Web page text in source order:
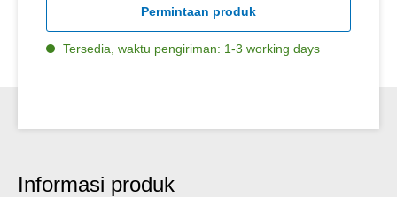
Permintaan produk
Tersedia, waktu pengiriman: 1-3 working days
Informasi produk